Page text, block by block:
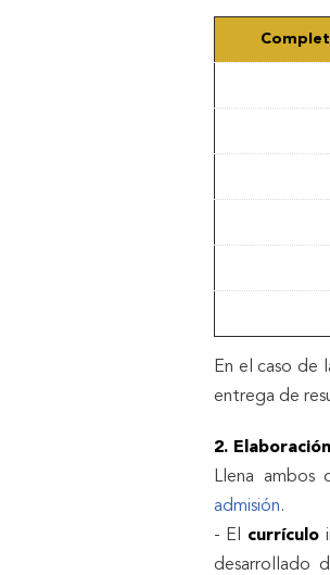
En el caso de
entrega de
2.
Llena ambos
admisión.
- El currículo
desarrollado